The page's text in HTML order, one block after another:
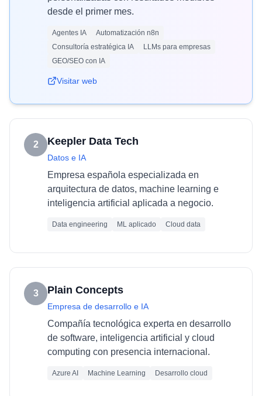
desde el primer mes.
Agentes IA
Automatización n8n
Consultoría estratégica IA
LLMs para empresas
GEO/SEO con IA
Visitar web
2 Keepler Data Tech
Datos e IA
Empresa española especializada en
arquitectura de datos, machine learning e
inteligencia artificial aplicada a negocio.
Data engineering ML aplicado Cloud data
3 Plain Concepts
Empresa de desarrollo e IA
Compañía tecnológica experta en desarrollo
de software, inteligencia artificial y cloud
computing con presencia internacional.
Azure AI Machine Learning Desarrollo cloud